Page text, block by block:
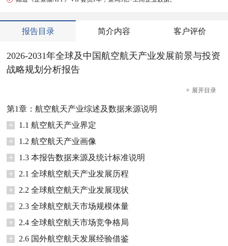
报告目录 简介内容 客户评价
2026-2031年全球及中国航空航天产业发展前景与投资
战略规划分析报告
+ 展开目录
第1章：航空航天产业综述及数据来源说明
+
1.1 航空航天产业界定
+
1.2 航空航天产业画像
+
1.3 本报告数据来源及统计标准说明
+
2.1 全球航空航天产业发展历程
+
2.2 全球航空航天产业发展现状
+
2.3 全球航空航天市场规模体量
+
2.4 全球航空航天市场竞争格局
+
2.6 国外航空航天发展经验借鉴